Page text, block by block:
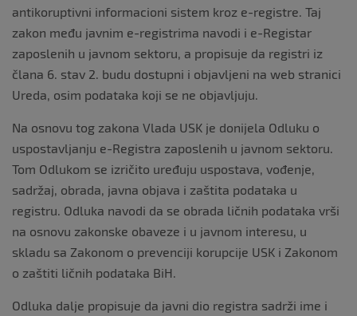
antikoruptivni informacioni sistem kroz e-registre. Taj
zakon među javnim e-registrima navodi i e-Registar
zaposlenih u javnom sektoru, a propisuje da registri iz
člana 6. stav 2. budu dostupni i objavljeni na web stranici
Ureda, osim podataka koji se ne objavljuju.
Na osnovu tog zakona Vlada USK je donijela Odluku o
uspostavljanju e-Registra zaposlenih u javnom sektoru.
Tom Odlukom se izričito uređuju uspostava, vođenje,
sadržaj, obrada, javna objava i zaštita podataka u
registru. Odluka navodi da se obrada ličnih podataka vrši
na osnovu zakonske obaveze i u javnom interesu, u
skladu sa Zakonom o prevenciji korupcije USK i Zakonom
o zaštiti ličnih podataka BiH.
Odluka dalje propisuje da javni dio registra sadrži ime i